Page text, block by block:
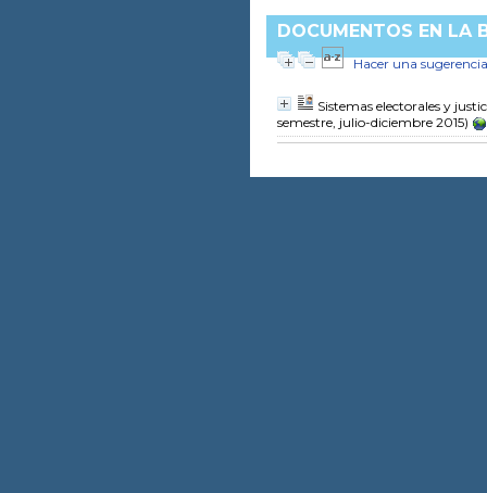
DOCUMENTOS EN LA
Hacer una sugerencia
Sistemas electorales y
semestre, julio-diciembre 2015)